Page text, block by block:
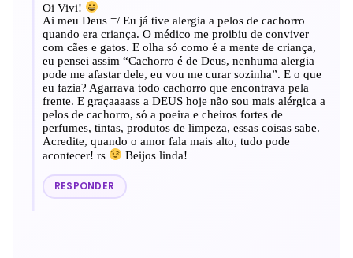
Oi Vivi!
Ai meu Deus =/ Eu já tive alergia a pelos de cachorro
quando era criança. O médico me proibiu de conviver
com cães e gatos. E olha só como é a mente de criança,
eu pensei assim “Cachorro é de Deus, nenhuma alergia
pode me afastar dele, eu vou me curar sozinha”. E o que
eu fazia? Agarrava todo cachorro que encontrava pela
frente. E graçaaaass a DEUS hoje não sou mais alérgica a
pelos de cachorro, só a poeira e cheiros fortes de
perfumes, tintas, produtos de limpeza, essas coisas sabe.
Acredite, quando o amor fala mais alto, tudo pode
acontecer! rs
Beijos linda!
RESPONDER